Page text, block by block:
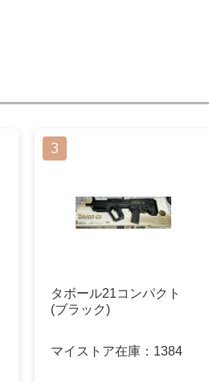
タボール21コンパクト
(ブラック)
マイストア在庫： 1384